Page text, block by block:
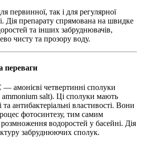
первинної, так і для регулярної
Дія препарату спрямована на швидке
та інших забруднювачів,
чисту та прозору воду.
переваги
амонієві четвертинні сполуки
salt). Ці сполуки мають
антибактеріальні властивості. Вони
фотосинтезу, тим самим
водоростей у басейні. Дія
забруднюючих сполук.